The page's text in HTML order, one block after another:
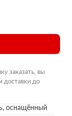
заказать, вы
доставки до
оснащённый